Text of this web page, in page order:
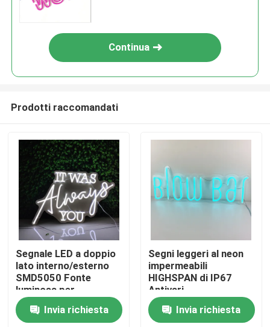
Prodotti
Circa noi
Continua
Prodotti raccomandati
Segnale LED a doppio
lato interno/esterno
SMD5050 Fonte
luminosa per
pubblicità
accattivanteInvia richiesta
Segni leggeri al neon
impermeabili
HIGHSPAN di IP67
Antivari
Invia richiesta